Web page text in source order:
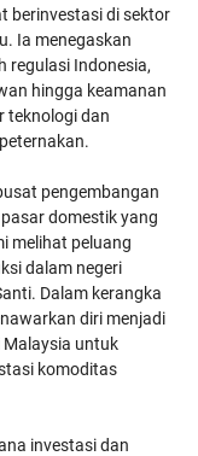
berinvestasi di sektor
Ia menegaskan
regulasi Indonesia,
hingga keamanan
teknologi dan
pengembangan
domestik yang
melihat peluang
dalam negeri
Dalam kerangka
diri menjadi
Malaysia untuk
komoditas
investasi dan